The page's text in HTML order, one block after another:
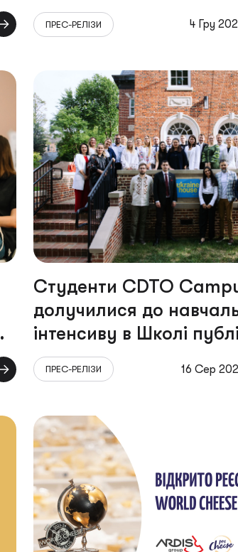
Cheese Awards 2024:
та результати»
ПРЕС-РЕЛІЗИ 4 Гру
Студенти CDTO
долучилися до
інтенсиву в Школі
політики Маккорта при
Джорджтаунському
ПРЕС-РЕЛІЗИ 16 Сер